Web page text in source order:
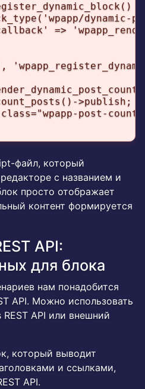
{
dynamic-
=>
>publish;
post-
файл, который
с названием и
просто отображает
контент формируется
API:
для блока
нам понадобится
API. Можно использовать
API или внешний
который выводит
и ссылками,
API.